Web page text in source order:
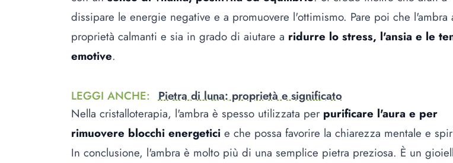
dissipare le energie negative e a promuovere l'ottimismo. Pare poi che l'ambra
proprietà calmanti e sia in grado di aiutare a ridurre lo stress, l'ansia e le
emotive.
LEGGI ANCHE: Pietra di luna: proprietà e significato
Nella cristalloterapia, l'ambra è spesso utilizzata per purificare l'aura e per
rimuovere blocchi energetici e che possa favorire la chiarezza mentale e
In conclusione, l'ambra è molto più di una semplice pietra preziosa. È un